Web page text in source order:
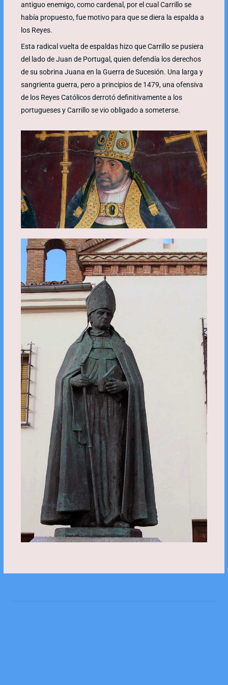
antiguo enemigo, como cardenal, por el cual Carrillo se
había propuesto, fue motivo para que se diera la espalda a
los Reyes.
Esta radical vuelta de espaldas hizo que Carrillo se pusiera
del lado de Juan de Portugal, quien defendía los derechos
de su sobrina Juana en la Guerra de Sucesión. Una larga y
sangrienta guerra, pero a principios de 1479, una ofensiva
de los Reyes Católicos derrotó definitivamente a los
portugueses y Carrillo se vio obligado a someterse.